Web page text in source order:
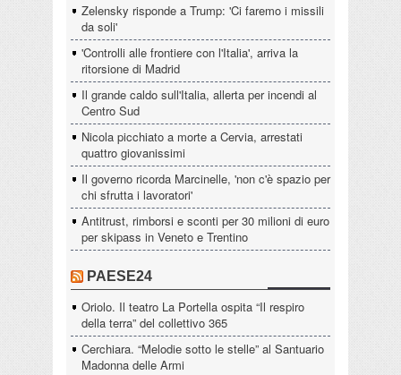
Zelensky risponde a Trump: 'Ci faremo i missili
da soli'
'Controlli alle frontiere con l'Italia', arriva la
ritorsione di Madrid
Il grande caldo sull'Italia, allerta per incendi al
Centro Sud
Nicola picchiato a morte a Cervia, arrestati
quattro giovanissimi
Il governo ricorda Marcinelle, 'non c'è spazio per
chi sfrutta i lavoratori'
Antitrust, rimborsi e sconti per 30 milioni di euro
per skipass in Veneto e Trentino
PAESE24
Oriolo. Il teatro La Portella ospita “Il respiro
della terra” del collettivo 365
Cerchiara. “Melodie sotto le stelle” al Santuario
Madonna delle Armi